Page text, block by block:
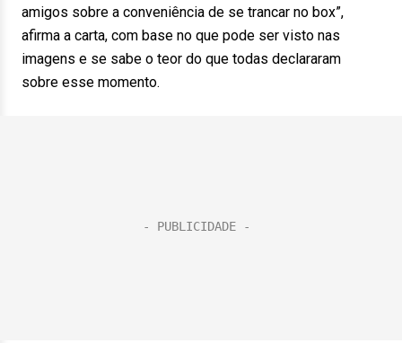
amigos sobre a conveniência de se trancar no box”,
afirma a carta, com base no que pode ser visto nas
imagens e se sabe o teor do que todas declararam
sobre esse momento.